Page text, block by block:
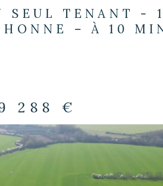
SEUL TENANT -
– À 10
288 €